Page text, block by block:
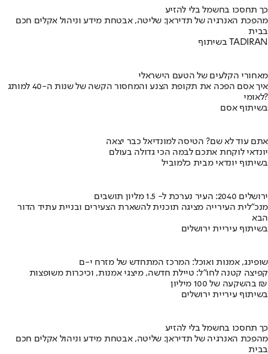
כך תחסכו בחשמל בלי להזיע
מהפכת האנרגיה של תדיראן: שליטה, אבטחת מידע וניהול אקלים חכם
בבית
בשיתוף TADIRAN
מאחורי הקלעים של הטעם הישראלי
איך אסם הפכה את תקופת הצנע והמחסור הקשה של שנות ה-40 למותג
לאומי?
בשיתוף אסם
אתם עוד לא שם? הטיסה למונדיאל כבר יצאה
יונדאי לוקחת אתכם לבמה הכי גדולה בעולם
בשיתוף יונדאי מבית כלמוביל
ירושלים 2040: העיר נערכת ל- 1.5 מליון תושבים
מנכ"לית העירייה מציגה תוכנית להשארת הצעירים ובניית עתיד הדור
הבא
בשיתוף עיריית ירושלים
שופינג, אמנות ואוכל: המרכז המתחדש של מזרח י-ם
קפיצה קטנה לחו"ל: טיילת חדשה, מיצגי אמנות, וכיכרות משופצות
בהשקעה של 100 מיליון ₪
בשיתוף עיריית ירושלים
כך תחסכו בחשמל בלי להזיע
מהפכת האנרגיה של תדיראן: שליטה, אבטחת מידע וניהול אקלים חכם
בבית